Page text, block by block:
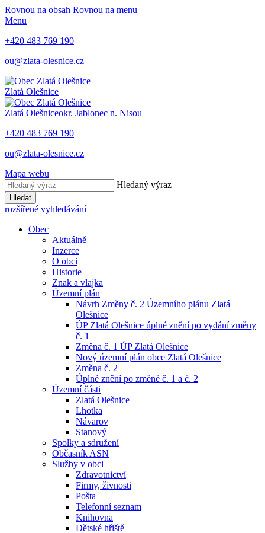
Rovnou na obsah Rovnou na menu
Menu
+420 483 769 190
ou@zlata-olesnice.cz
Zlatá Olešnice
Zlatá Olešniceokr. Jablonec n. Nisou
+420 483 769 190
ou@zlata-olesnice.cz
Mapa webu
Hledaný výraz
Hledat
rozšířené vyhledávání
Obec
Aktuálně
Inzerce
O obci
Historie
Znak a vlajka
Územní plán
Návrh Změny č. 2 Územního plánu Zlatá
Olešnice
ÚP Zlatá Olešnice úplné znění po vydání změny
č. 1
Změna č. 1 ÚP Zlatá Olešnice
Nový územní plán obce Zlatá Olešnice
Změna č. 2
Úplné znění po změně č. 1 a č. 2
Územní části
Zlatá Olešnice
Lhotka
Návarov
Stanový
Spolky a sdružení
Občasník ASN
Služby v obci
Zdravotnictví
Firmy, živnosti
Pošta
Telefonní seznam
Knihovna
Dětské hřiště